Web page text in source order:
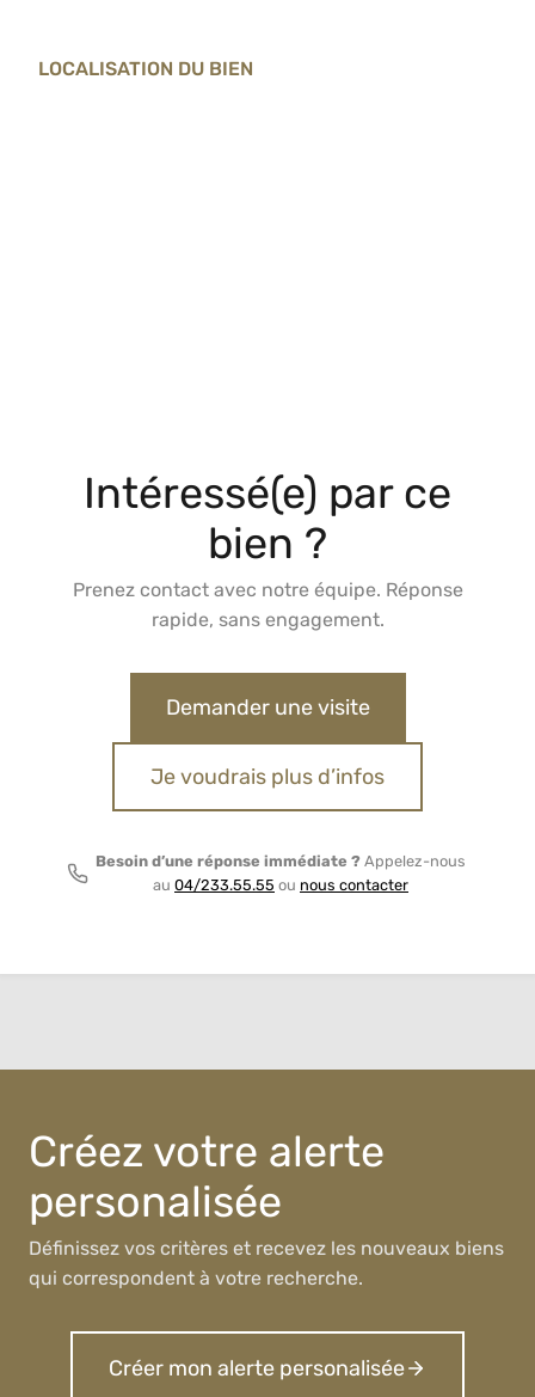
LOCALISATION DU BIEN
Intéressé(e) par ce
bien ?
Prenez contact avec notre équipe. Réponse
rapide, sans engagement.
Demander une visite
Je voudrais plus d’infos
Besoin d’une réponse immédiate ? Appelez-nous
au 04/233.55.55 ou nous contacter
Créez votre alerte
personalisée
Définissez vos critères et recevez les nouveaux biens
qui correspondent à votre recherche.
Créer mon alerte personalisée